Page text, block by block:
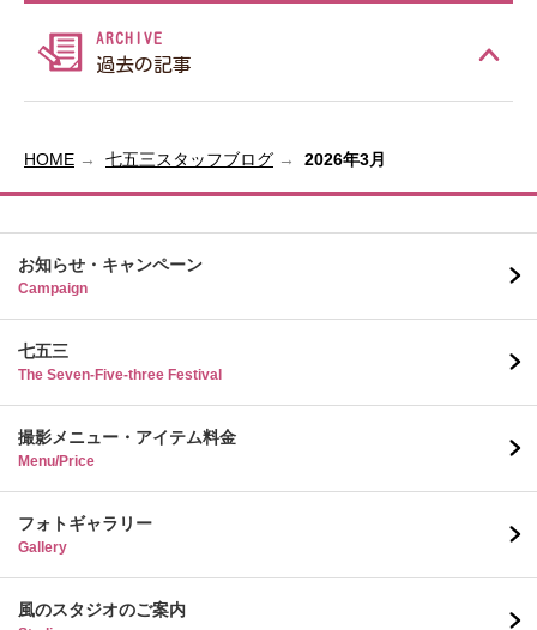
過去の記事
HOME 七五三スタッフブログ 2026年3月
お知らせ・キャンペーン
Campaign
七五三
The Seven-Five-three Festival
撮影メニュー・アイテム料金
Menu/Price
フォトギャラリー
Gallery
風のスタジオのご案内